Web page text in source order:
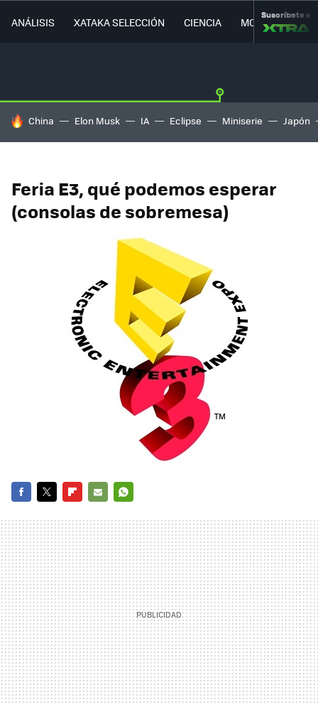
ANÁLISIS XATAKA SELECCIÓN CIENCIA MOVILIDAD
Suscríbete a
HOY SE HABLA DE
China Elon Musk IA Eclipse Miniserie Japón
Feria E3, qué podemos esperar
(consolas de sobremesa)
MAIL